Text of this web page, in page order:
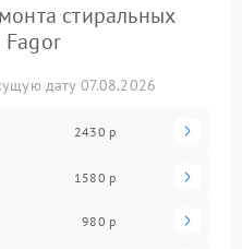
стиральных
дату 07.08.2026
2430 р
1580 р
980 р